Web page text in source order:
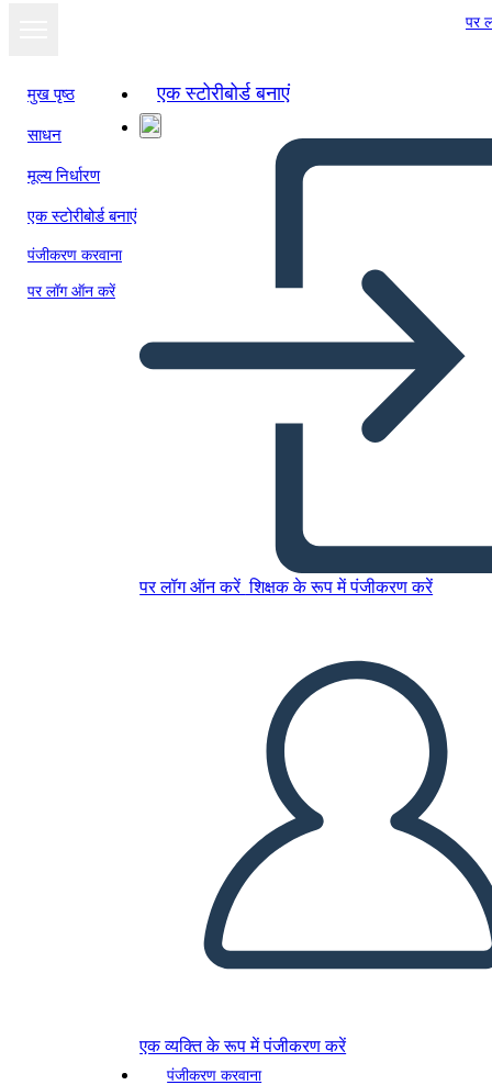
पर
मुख पृष्ठ
साधन
मूल्य निर्धारण
एक स्टोरीबोर्ड बनाएं
पंजीकरण करवाना
पर लॉग ऑन करें
एक स्टोरीबोर्ड बनाएं
पर लॉग ऑन करें शिक्षक के रूप में पंजीकरण करें
एक व्यक्ति के रूप में पंजीकरण करें
पंजीकरण करवाना
इस स्टोरीबोर्ड को कॉपी करें
मुझे पढ़कर सुनाओ